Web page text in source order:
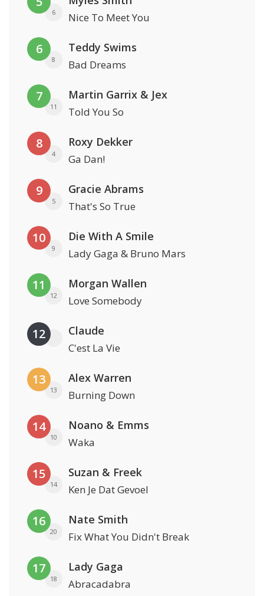
6 Nice To Meet You
6
8
Teddy Swims
Bad Dreams
7
11
Martin Garrix & Jex
Told You So
8
4
Roxy Dekker
Ga Dan!
9
5
Gracie Abrams
That's So True
10
9
Die With A Smile
Lady Gaga & Bruno Mars
11
12
Morgan Wallen
Love Somebody
12 Claude
C'est La Vie
13
13
Alex Warren
Burning Down
14
10
Noano & Emms
Waka
15
14
Suzan & Freek
Ken Je Dat Gevoel
16
20
Nate Smith
Fix What You Didn't Break
17
18
Lady Gaga
Abracadabra